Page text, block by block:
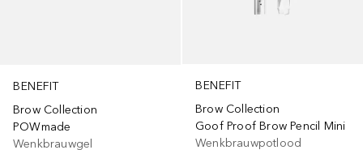
BENEFIT
Brow Collection
POWmade
Wenkbrauwgel
BENEFIT
Brow Collection
Goof Proof Brow Pencil Mini
Wenkbrauwpotlood